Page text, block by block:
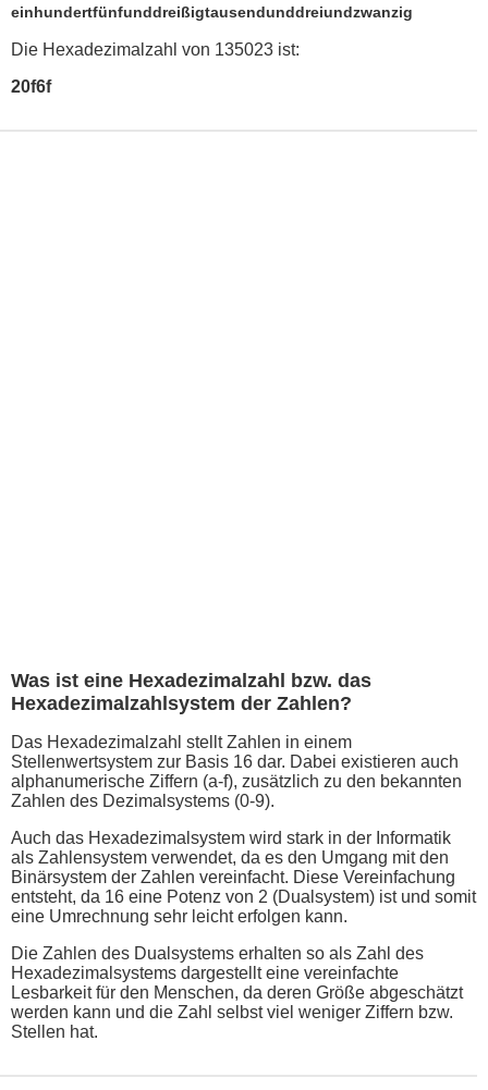
einhundertfünfunddreißigtausendunddreiundzwanzig
Die Hexadezimalzahl von 135023 ist:
20f6f
Was ist eine Hexadezimalzahl bzw. das
Hexadezimalzahlsystem der Zahlen?
Das Hexadezimalzahl stellt Zahlen in einem
Stellenwertsystem zur Basis 16 dar. Dabei existieren auch
alphanumerische Ziffern (a-f), zusätzlich zu den bekannten
Zahlen des Dezimalsystems (0-9).
Auch das Hexadezimalsystem wird stark in der Informatik
als Zahlensystem verwendet, da es den Umgang mit den
Binärsystem der Zahlen vereinfacht. Diese Vereinfachung
entsteht, da 16 eine Potenz von 2 (Dualsystem) ist und somit
eine Umrechnung sehr leicht erfolgen kann.
Die Zahlen des Dualsystems erhalten so als Zahl des
Hexadezimalsystems dargestellt eine vereinfachte
Lesbarkeit für den Menschen, da deren Größe abgeschätzt
werden kann und die Zahl selbst viel weniger Ziffern bzw.
Stellen hat.